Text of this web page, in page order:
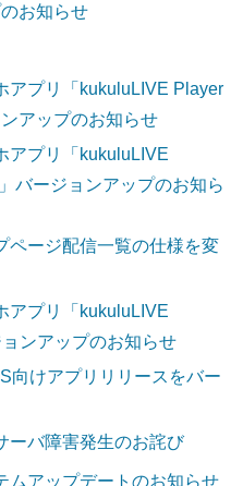
お知らせ
アプリ「kukuluLIVE Player
アップのお知らせ
アプリ「kukuluLIVE
バージョンアップのお知ら
ページ配信一覧の仕様を変
アプリ「kukuluLIVE
ンアップのお知らせ
向けアプリリリースをバー
ーバ障害発生のお詫び
ムアップデートのお知らせ